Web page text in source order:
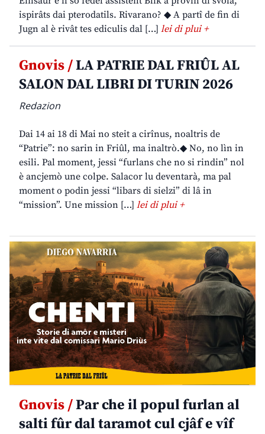
ispirâts dai pterodatils. Rivarano? ◆ A partî de fin di
Jugn al è rivât tes ediculis dal […] lei di plui +
Gnovis /LA PATRIE DAL FRIÛL AL
SALON DAL LIBRI DI TURIN 2026
Redazion
Dai 14 ai 18 di Mai no steit a cirînus, noaltris de
“Patrie”: no sarin in Friûl, ma inaltrò.◆ No, no lìn in
esili. Pal moment, jessi “furlans che no si rindin” nol
è ancjemò une colpe. Salacor lu deventarà, ma pal
moment o podin jessi “libars di sielzi” di lâ in
“mission”. Une mission […] lei di plui +
Gnovis /Par che il popul furlan al
salti fûr dal taramot cul cjâf e vîf